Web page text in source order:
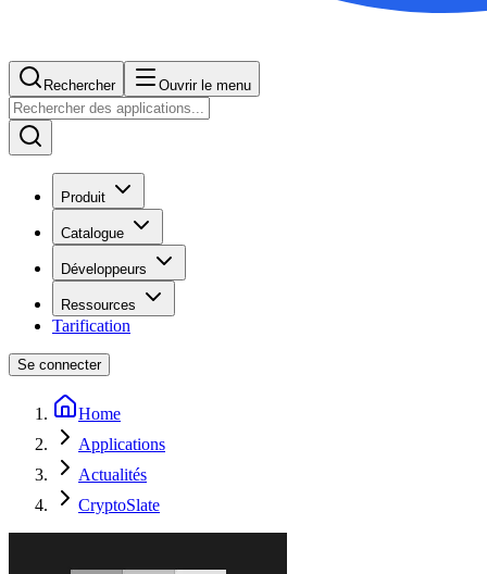
Rechercher Ouvrir le menu
Produit
Catalogue
Développeurs
Ressources
Tarification
Se connecter
Home
Applications
Actualités
CryptoSlate